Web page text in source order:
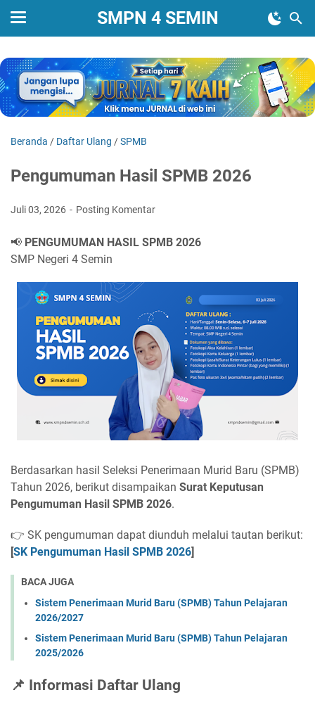
SMPN 4 SEMIN
Beranda / Daftar Ulang /SPMB
Pengumuman Hasil SPMB 2026
Juli 03, 2026 Posting Komentar
📢 PENGUMUMAN HASIL SPMB 2026
SMP Negeri 4 Semin
Berdasarkan hasil Seleksi Penerimaan Murid Baru (SPMB)
Tahun 2026, berikut disampaikan Surat Keputusan
Pengumuman Hasil SPMB 2026.
[SK Pengumuman Hasil SPMB 2026]
BACA JUGA
Sistem Penerimaan Murid Baru (SPMB) Tahun Pelajaran
2026/2027
Sistem Penerimaan Murid Baru (SPMB) Tahun Pelajaran
2025/2026
📌 Informasi Daftar Ulang